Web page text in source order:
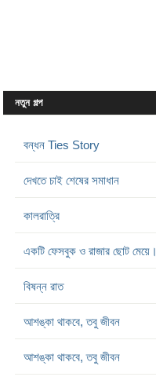
নতুন গল্প
বন্ধন Ties Story
দেখতে চাই শেষের সমাধান
কালরাত্রি
একটি ফেসবুক ও রাজার ছোট মেয়ে।
বিষন্ন রাত
আশঙ্কা থাকবে, তবু জীবন
আশঙ্কা থাকবে, তবু জীবন